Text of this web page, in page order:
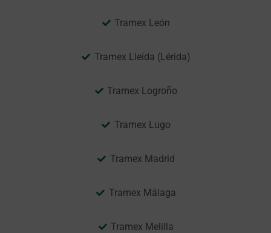
Tramex León
Tramex Lleida (Lérida)
Tramex Logroño
Tramex Lugo
Tramex Madrid
Tramex Málaga
Tramex Melilla